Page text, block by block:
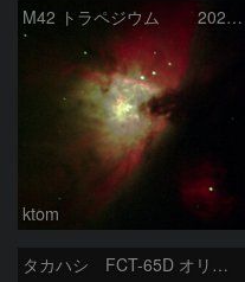
M42 トラペジウム 2026-3-14
ktom
タカハシ FCT-65D オリオン大星雲